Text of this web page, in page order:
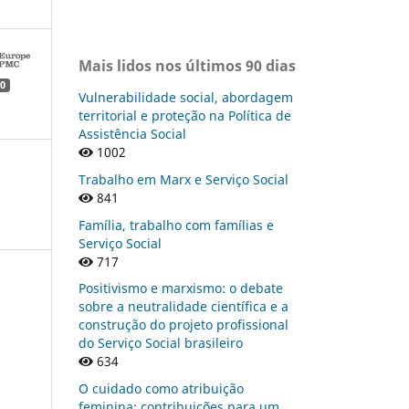
0
Mais lidos nos últimos 90 dias
Vulnerabilidade social, abordagem
territorial e proteção na Política de
Assistência Social
1002
Trabalho em Marx e Serviço Social
841
Família, trabalho com famílias e
Serviço Social
717
Positivismo e marxismo: o debate
sobre a neutralidade científica e a
construção do projeto profissional
do Serviço Social brasileiro
634
O cuidado como atribuição